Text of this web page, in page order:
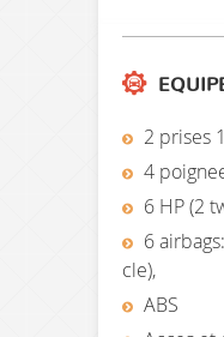
2 prises
4
6 HP (2
6
cle),
ABS